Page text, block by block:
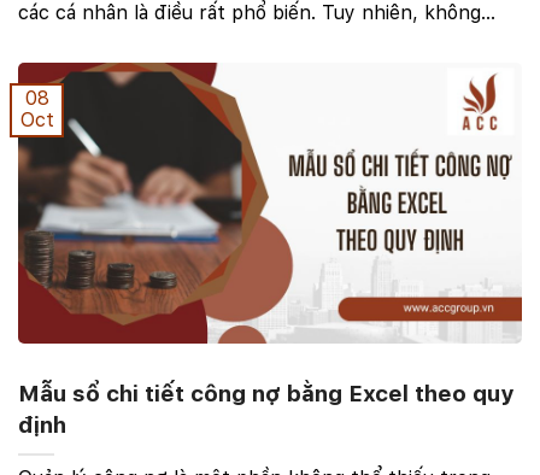
các cá nhân là điều rất phổ biến. Tuy nhiên, không
được viết tay, cũng có giá trị pháp lý và có ...
08
Oct
Mẫu sổ chi tiết công nợ bằng Excel theo quy
định